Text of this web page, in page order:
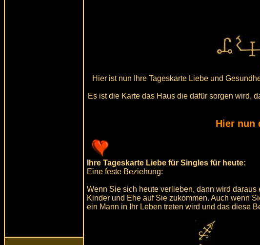
Hier ist nun Ihre Tageskarte Liebe und
Es ist die Karte das Haus die dafür sorgen wird,
Hier nun
Ihre Tageskarte Liebe für Singles für heute:
Eine feste Beziehung:
Wenn Sie sich heute verlieben, dann wird
Kinder und Ehe auf Sie zukommen. Auch wenn
ein Mann in Ihr Leben treten wird und das diese